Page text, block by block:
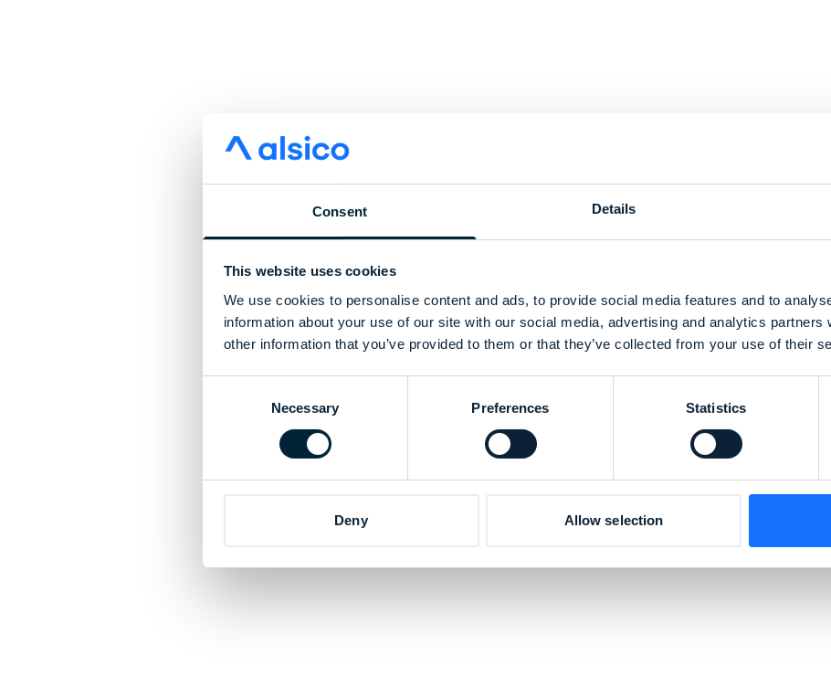
Consent Details
This website uses cookies
We use cookies to personalise content and ads, to provide social media features and to
information about your use of our site with our social media, advertising and analytics partners
other information that you’ve provided to them or that they’ve collected from your use of their
Necessary Preferences Statistics
Deny Allow selection